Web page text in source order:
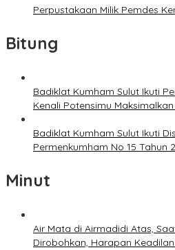
Perpustakaan Milik Pemdes
Bitung
Badiklat Kumham Sulut Ikuti
Kenali Potensimu
Badiklat Kumham Sulut Ikuti
Permenkumham No 15 Tahun
Minut
Air Mata di Airmadidi Atas,
Dirobohkan, Harapan